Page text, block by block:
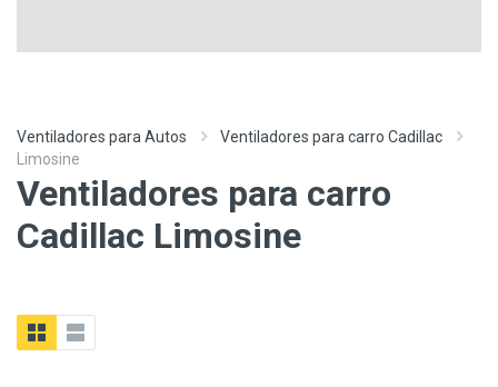
Ventiladores para Autos
Ventiladores para carro Cadillac
Limosine
Ventiladores para carro
Cadillac Limosine